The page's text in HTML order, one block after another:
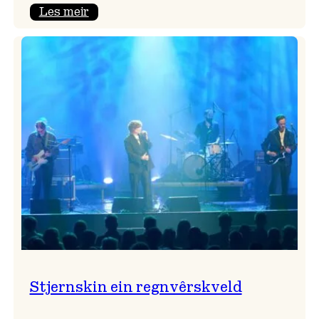
Les meir:
&
Haltli
Stjernskin ein regnvêrskveld